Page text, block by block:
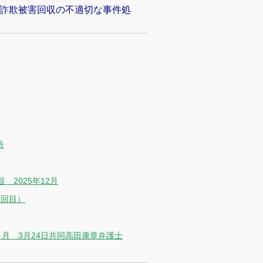
欺被害回収の不適切な事件処
2025年12月
目）
3月24日共同高田康章弁護士